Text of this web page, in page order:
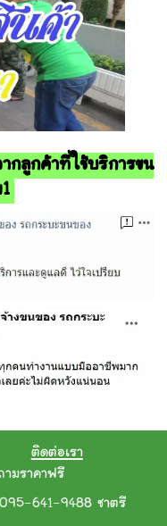
กลูกค้าที่ใช้บริการขน
ติดต่อเรา
มราคาฟรี
095-641-9488 ชาตรี